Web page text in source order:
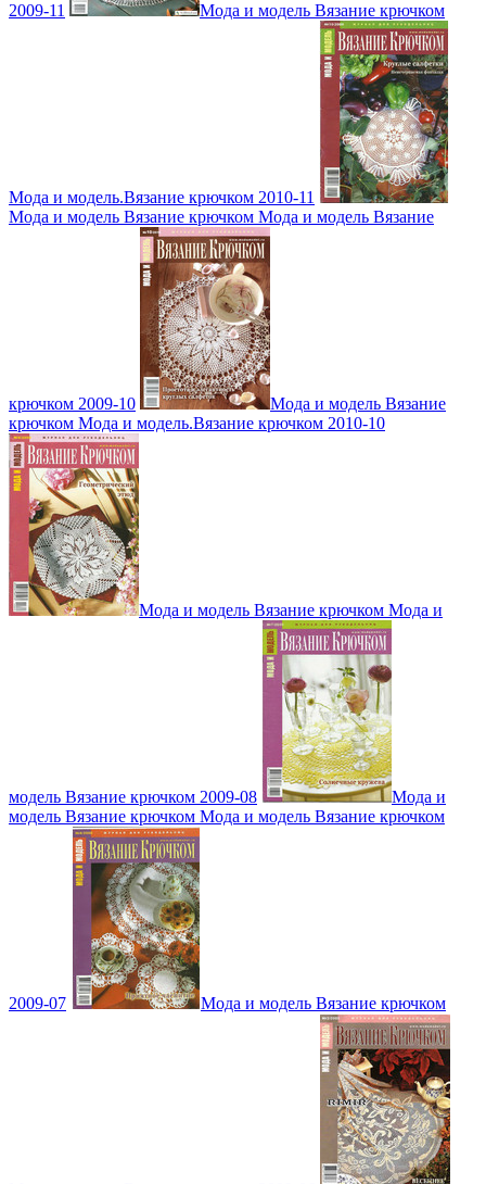
2009-11 Мода и модель Вязание крючком
Мода и модель.Вязание крючком 2010-11
Мода и модель Вязание крючком Мода и модель Вязание
крючком 2009-10
Мода и модель Вязание
крючком Мода и модель.Вязание крючком 2010-10
Мода и модель Вязание крючком Мода и
модель Вязание крючком 2009-08
Мода и
модель Вязание крючком Мода и модель Вязание крючком
2009-07 Мода и модель Вязание крючком